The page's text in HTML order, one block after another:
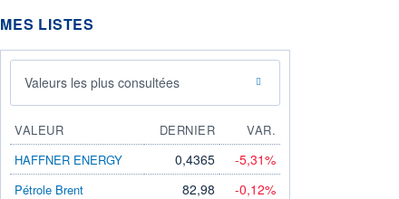
MES LISTES
Valeurs les plus consultées
VALEUR DERNIER
VAR.
HAFFNER ENERGY
0,4365 -5,31%
Pétrole Brent 82,98 -0,12%